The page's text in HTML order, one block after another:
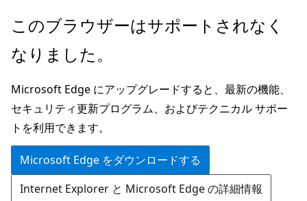
メ
ン
ン
テ
ン
ツ
に
ス
このブラウザーはサポートされなく
なりました。
Microsoft Edge にアップグレードすると、最新の機能、
セキュリティ更新プログラム、およびテクニカル サポー
トを利用できます。
Microsoft Edge をダウンロードする
Internet Explorer と Microsoft Edge の詳細情報